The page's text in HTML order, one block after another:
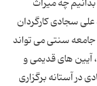
چه میراث
علی سجادی کارگردان
جامعه سنتی می تواند
آیین های قدیمی و
در آستانه برگزاری